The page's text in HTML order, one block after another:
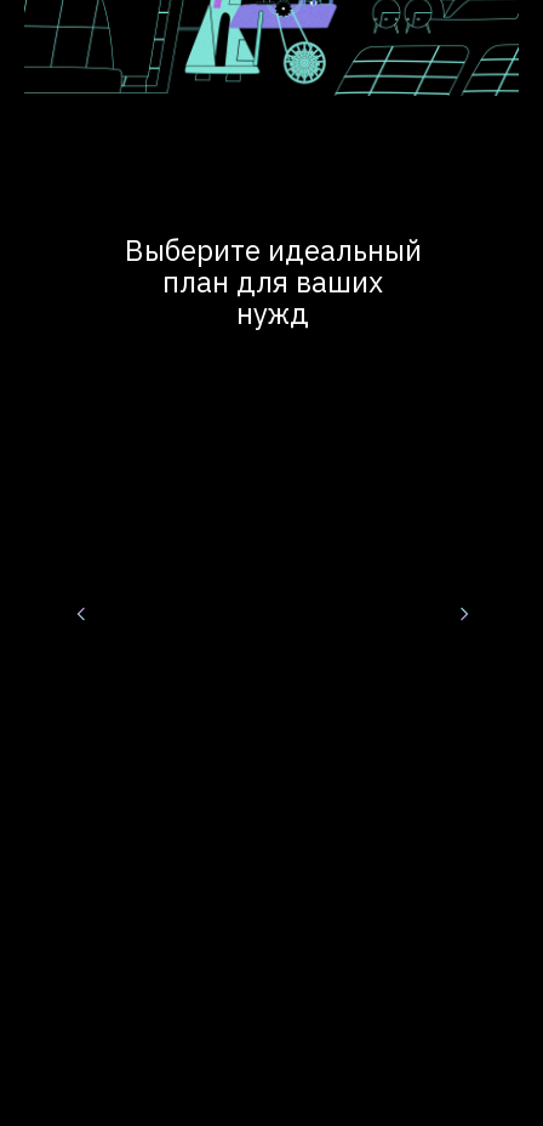
Выберите идеальный
план для ваших
нужд